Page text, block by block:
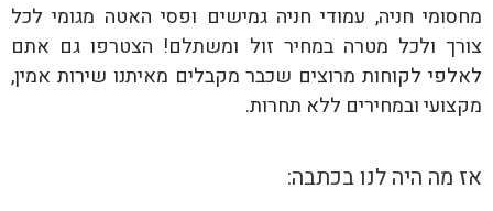
מחסומי חניה, עמודי חניה גמישים ופסי האטה מגומי לכל
צורך ולכל מטרה במחיר זול ומשתלם! הצטרפו גם אתם
לאלפי לקוחות מרוצים שכבר מקבלים מאיתנו שירות אמין,
מקצועי ובמחירים ללא תחרות.
אז מה היה לנו בכתבה: